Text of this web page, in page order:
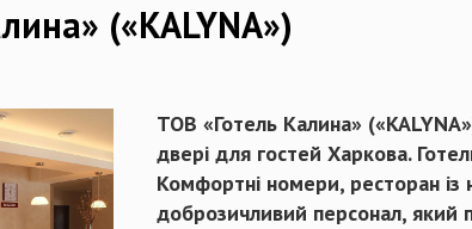
(«KALYNA»)
ТОВ «Готель Калина»
двері для гостей Харкова.
Комфортні номери, ресторан
доброзичливий персонал, який